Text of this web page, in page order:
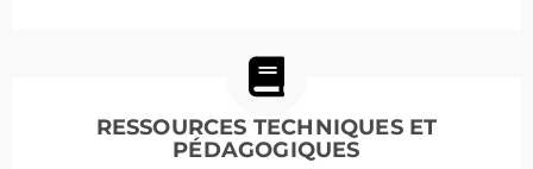
RESSOURCES TECHNIQUES ET
PÉDAGOGIQUES